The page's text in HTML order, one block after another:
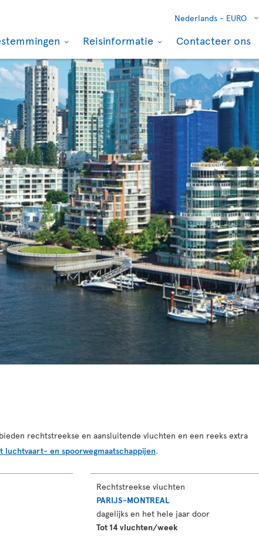
Nederlands - EURO
Reisinformatie Contacteer ons
Vancouver
Vanuit Amsterdam
Retourvlucht
€587
incl. toeslagen
17 sep 2026tot27 sep
2026
Boeken
rechtstreekse en aansluitende vluchten en een reeks extra
luchtvaart- en spoorwegmaatschappijen.
Rechtstreekse vluchten
PARIJS-MONTREAL
dagelijks en het hele jaar door
Tot 14 vluchten/week